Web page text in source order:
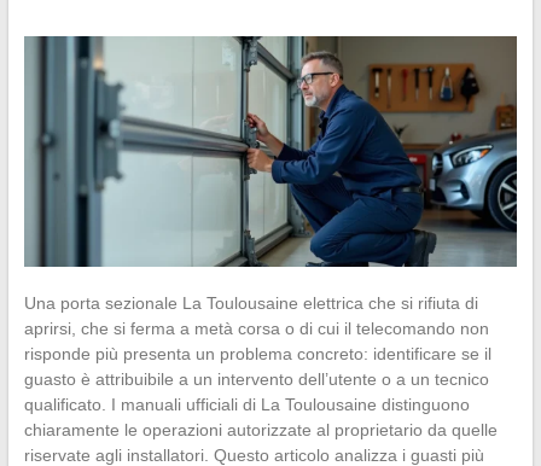
Una porta sezionale La Toulousaine elettrica che si rifiuta di
aprirsi, che si ferma a metà corsa o di cui il telecomando non
risponde più presenta un problema concreto: identificare se il
guasto è attribuibile a un intervento dell’utente o a un tecnico
qualificato. I manuali ufficiali di La Toulousaine distinguono
chiaramente le operazioni autorizzate al proprietario da quelle
riservate agli installatori. Questo articolo analizza i guasti più